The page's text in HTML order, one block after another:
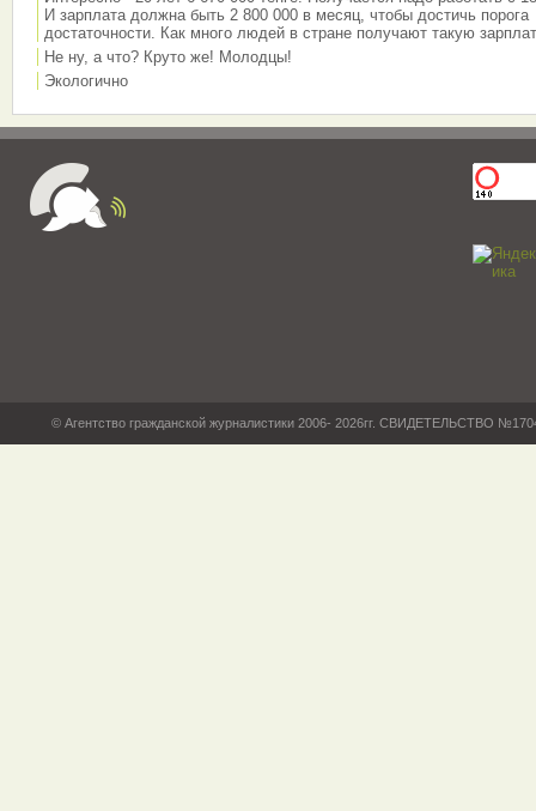
И зарплата должна быть 2 800 000 в месяц, чтобы достичь порога
достаточности. Как много людей в стране получают такую
Не ну, а что? Круто же! Молодцы!
Экологично
© Агентство гражданской журналистики 2006- 2026гг. СВИДЕТЕЛЬСТВО